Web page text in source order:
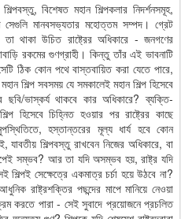
বিশেষত মহান শিল্পকলার নিদর্শনসমূহ,
মানবসভ্যতার মহোত্তম সম্পদ। গ্রেট
থাকা উচিত রাষ্ট্রের অধিকারে - জনগণের
রকমের গুণগ্রাহী। কিন্তু তাঁর এই ভাবনাটি
ঠিক কোন পথে বাস্তবায়িত করা যেতে পারে,
শিল্প সবসময় যে সমকালেই মহান শিল্প হিসেবে
ভাস্কর্য থাকবে কার অধিকারে? ব্যক্তি-
হিসেবে চিহ্নিত হওয়ার পর রাষ্ট্রের কাছে
হস্তান্তরের মূল্য ধার্য হবে কোন
যাবতীয় শিল্পবস্তু রাখবেন নিজের অধিকারে, বা
সম্ভব? আর তা যদি অসম্ভব হয়, রাষ্ট্র যদি
শিল্পই সেক্ষেত্রে একমাত্র চর্চা হয়ে উঠবে না?
রাষ্ট্রশক্তির পছন্দের মাপে মানিয়ে নেওয়া
করতে পারা - সেই সুবাদে প্রয়োজনে প্রচলিত